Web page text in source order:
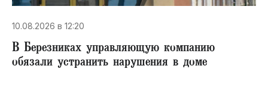
10.08.2026 в 12:20
В Березниках управляющую компанию
обязали устранить нарушения в доме